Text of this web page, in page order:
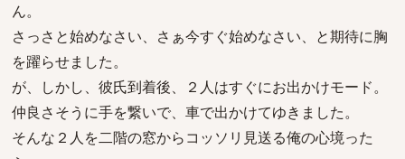
ん。
さっさと始めなさい、さぁ今すぐ始めなさい、と期待に胸
を躍らせました。
が、しかし、彼氏到着後、２人はすぐにお出かけモード。
仲良さそうに手を繋いで、車で出かけてゆきました。
そんな２人を二階の窓からコッソリ見送る俺の心境った